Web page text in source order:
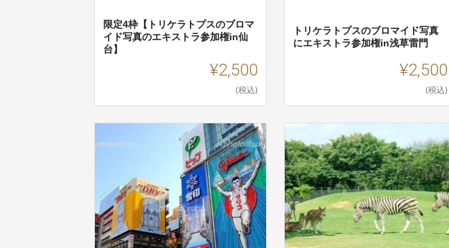
限定4枠【トリケラトプスのブロマ
イド写真のエキストラ参加権in仙
台】
¥2,500
(税込)
トリケラトプスのブロマイド写真
にエキストラ参加権in浅草雷門
¥2,500
(税込)